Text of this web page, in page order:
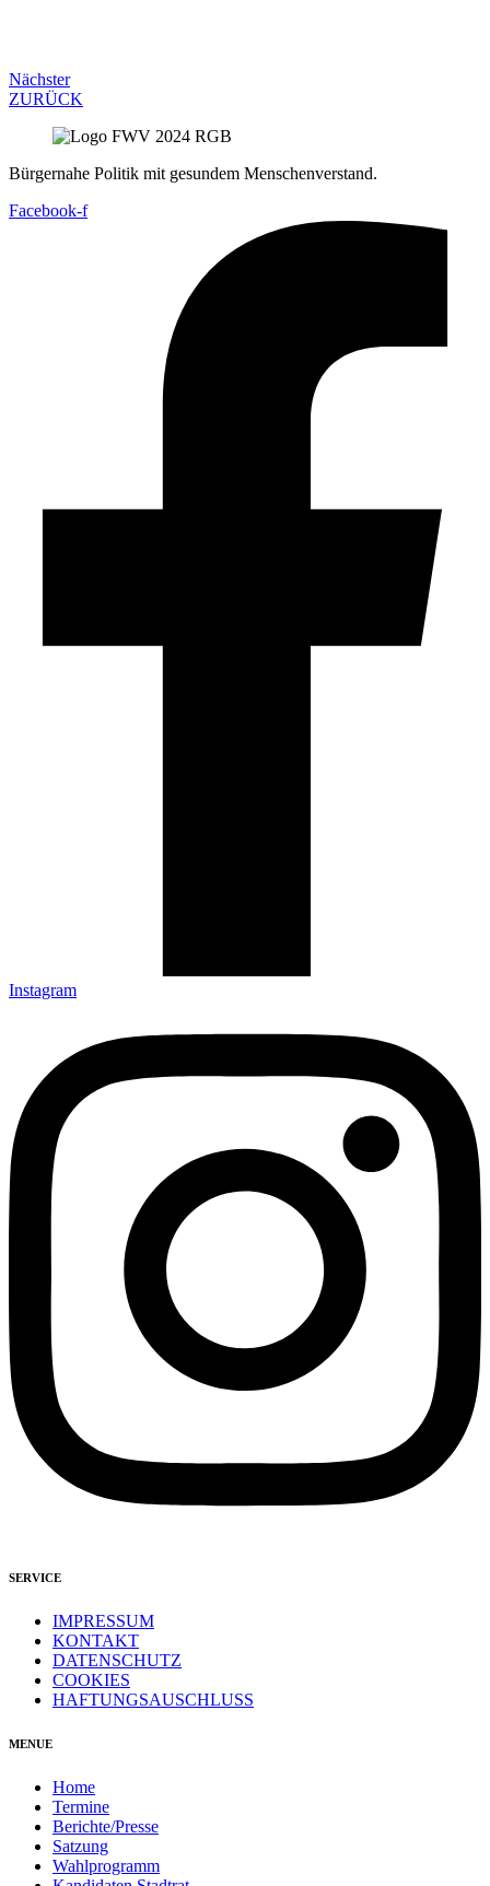
Nächster
ZURÜCK
Bürgernahe Politik mit gesundem Menschenverstand.
Facebook-f
Instagram
SERVICE
IMPRESSUM
KONTAKT
DATENSCHUTZ
COOKIES
HAFTUNGSAUSCHLUSS
MENUE
Home
Termine
Berichte/Presse
Satzung
Wahlprogramm